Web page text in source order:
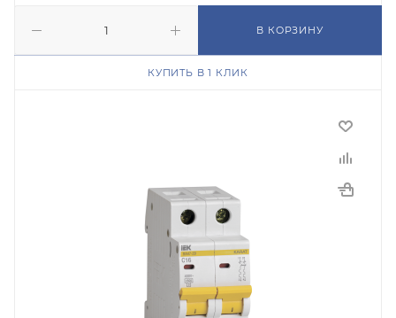
В КОРЗИНУ
КУПИТЬ В 1 КЛИК